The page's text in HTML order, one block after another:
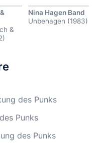
&
Nina Hagen Band
Unbehagen (1983)
des Punks
Punks
des Punks